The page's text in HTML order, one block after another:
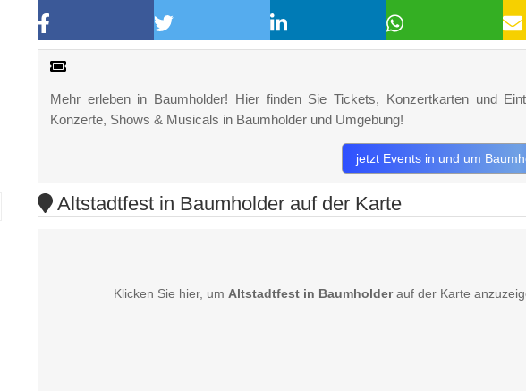
Mehr erleben in Baumholder! Hier finden Sie Tickets, Konzertkarten und
Konzerte, Shows & Musicals in Baumholder und Umgebung!
jetzt Events in und um
Altstadtfest in Baumholder auf der Karte
Klicken Sie hier, um Altstadtfest in Baumholderauf der Karte